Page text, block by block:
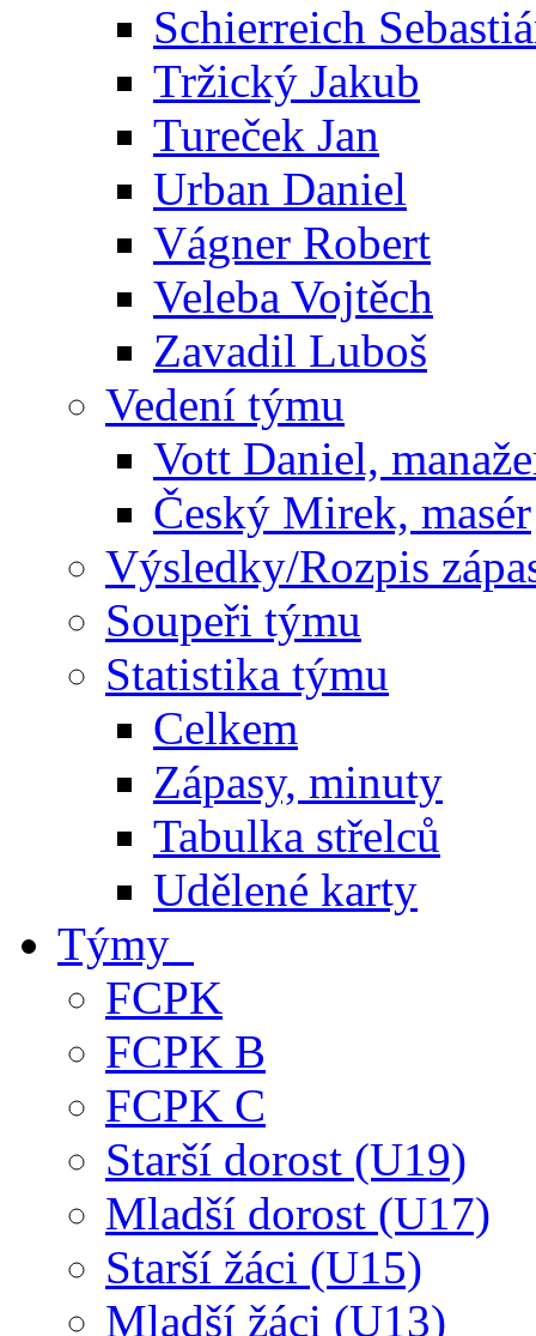
Schierreich
Tržický Jakub
Tureček Jan
Urban Daniel
Vágner Robert
Veleba Vojtěch
Zavadil Luboš
Vedení týmu
Vott Daniel,
Český Mirek, masér
Výsledky/Rozpis
Soupeři týmu
Statistika týmu
Celkem
Zápasy, minuty
Tabulka střelců
Udělené karty
Týmy
FCPK
FCPK B
FCPK C
Starší dorost (U19)
Mladší dorost (U17)
Starší žáci (U15)
Mladší žáci (U13)